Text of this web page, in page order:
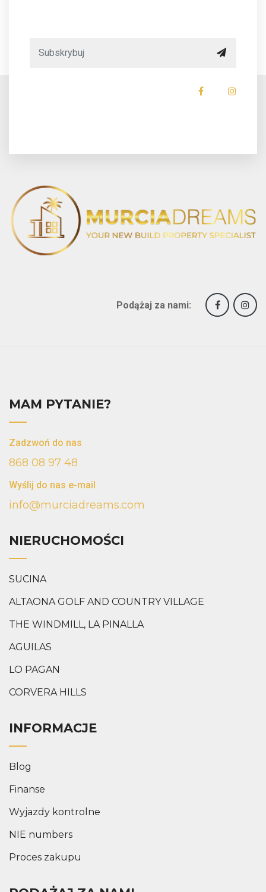
Podążaj za nami:
MAM PYTANIE?
Zadzwoń do nas
868 08 97 48
Wyślij do nas e-mail
info@murciadreams.com
NIERUCHOMOŚCI
SUCINA
ALTAONA GOLF AND COUNTRY VILLAGE
THE WINDMILL, LA PINALLA
AGUILAS
LO PAGAN
CORVERA HILLS
INFORMACJE
Blog
Finanse
Wyjazdy kontrolne
NIE numbers
Proces zakupu